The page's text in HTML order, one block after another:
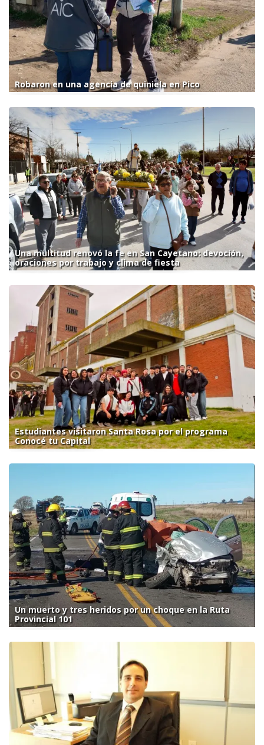
Robaron en una agencia de quiniela en Pico
Una multitud renovó la fe en San Cayetano: devoción,
oraciones por trabajo y clima de fiesta
Estudiantes visitaron Santa Rosa por el programa
Conocé tu Capital
Un muerto y tres heridos por un choque en la Ruta
Provincial 101